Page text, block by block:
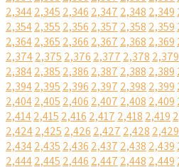
2,3442,345 2,346 2,347 2,348 2,349
2,3542,355 2,356 2,357 2,358 2,359
2,3642,365 2,366 2,367 2,368 2,369
2,3742,375 2,376 2,377 2,378 2,379
2,3842,385 2,386 2,387 2,388 2,389
2,3942,395 2,396 2,397 2,398 2,399
2,4042,405 2,406 2,407 2,408 2,409
2,4142,415 2,416 2,417 2,418 2,419
2,4242,425 2,426 2,427 2,428 2,429
2,4342,435 2,436 2,437 2,438 2,439
2,4442,445 2,446 2,447 2,448 2,449